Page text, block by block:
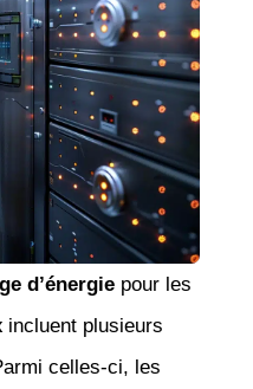
d’énergiepour les
incluent plusieurs
celles-ci, les